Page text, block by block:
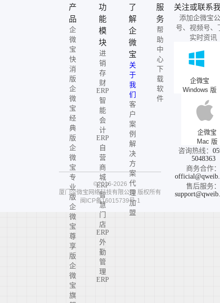
产
品
企
微
宝
快
消
版
企
微
宝
经
典
版
企
微
宝
专
业
版
企
微
宝
尊
享
版
企
微
宝
旗
功
能
模
块
进
销
存
财
ERP
智
能
会
计
ERP
自
营
商
城
ERP
智
慧
门
店
ERP
外
勤
管
理
ERP
了
解
企
微
宝
关
于
我
们
客
户
案
例
解
决
方
案
代
理
加
盟
服
务
帮
助
中
心
下
载
软
件
关注或联系
添加企微宝
号、视频号、
实时资讯
企微宝
Windows 版
企微宝
Mac 版
咨询热线：
5048363
商务合作：
售后服务：
©2016-2026
厦门企微宝网络科技有限公司 版权所有
闽ICP备16015739号-1